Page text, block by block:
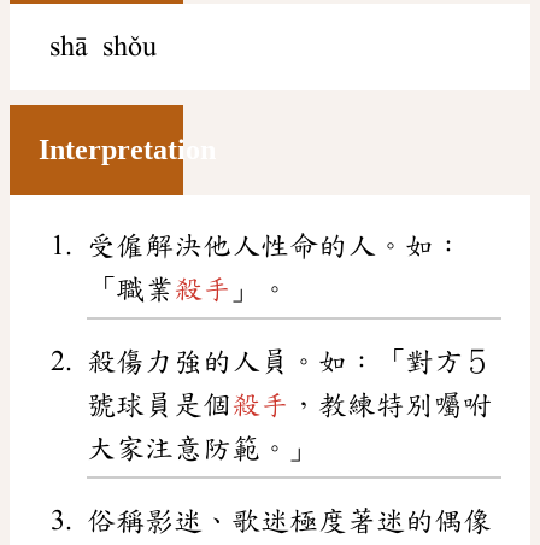
shā shǒu
Interpretation
受僱解決他人性命的人。如：
「職業殺手 」。
殺傷力強的人員。如：「對方５
號球員是個殺手 ，教練特別囑咐
大家注意防範。」
俗稱影迷、歌迷極度著迷的偶像